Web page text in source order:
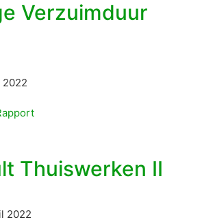
Verzuimduur
2022
Thuiswerken II
2022